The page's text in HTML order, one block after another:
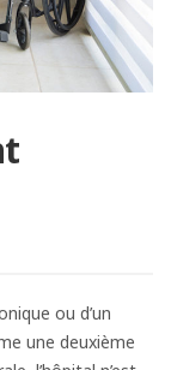
ou d’un
une deuxième